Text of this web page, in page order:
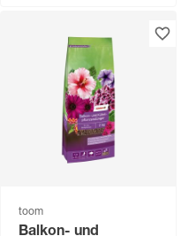
toom
Balkon- und